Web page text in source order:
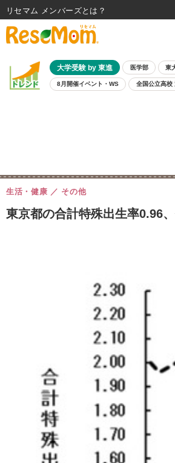
大学受験 by 東進 医学部 東
8月開催イベント・WS 全国公立高校
東京都の合計特殊出生率0.96
生活・健康 その他
リセマム メンバーズ